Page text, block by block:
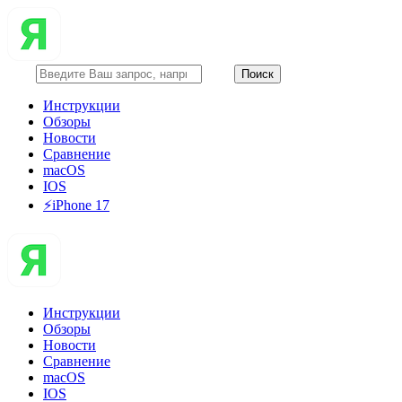
Инструкции
Обзоры
Новости
Сравнение
macOS
IOS
⚡️iPhone 17
Инструкции
Обзоры
Новости
Сравнение
macOS
IOS